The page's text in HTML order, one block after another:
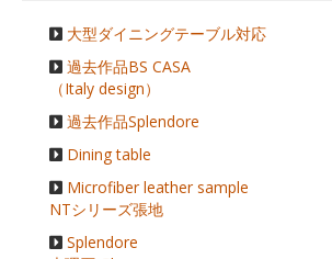
大型ダイニングテーブル対応
過去作品BS CASA
（Italy design）
過去作品Splendore
Dining table
Microfiber leather sample
NTシリーズ張地
Splendore